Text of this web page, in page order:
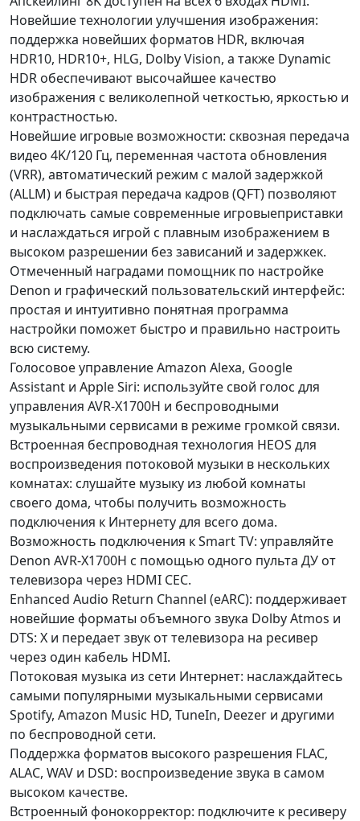
Новейшие технологии улучшения изображения:
поддержка новейших форматов HDR, включая
HDR10, HDR10+, HLG, Dolby Vision, а также Dynamic
HDR обеспечивают высочайшее качество
изображения с великолепной четкостью, яркостью и
контрастностью.
Новейшие игровые возможности: сквозная передача
видео 4K/120 Гц, переменная частота обновления
(VRR), автоматический режим с малой задержкой
(ALLM) и быстрая передача кадров (QFT) позволяют
подключать самые современные игровыеприставки
и наслаждаться игрой с плавным изображением в
высоком разрешении без зависаний и задержкек.
Отмеченный наградами помощник по настройке
Denon и графический пользовательский интерфейс:
простая и интуитивно понятная программа
настройки поможет быстро и правильно настроить
всю систему.
Голосовое управление Amazon Alexa, Google
Assistant и Apple Siri: используйте свой голос для
управления AVR-X1700H и беспроводными
музыкальными сервисами в режиме громкой связи.
Встроенная беспроводная технология HEOS для
воспроизведения потоковой музыки в нескольких
комнатах: слушайте музыку из любой комнаты
своего дома, чтобы получить возможность
подключения к Интернету для всего дома.
Возможность подключения к Smart TV: управляйте
Denon AVR-X1700H с помощью одного пульта ДУ от
телевизора через HDMI CEC.
Enhanced Audio Return Channel (eARC): поддерживает
новейшие форматы объемного звука Dolby Atmos и
DTS: X и передает звук от телевизора на ресивер
через один кабель HDMI.
Потоковая музыка из сети Интернет: наслаждайтесь
самыми популярными музыкальными сервисами
Spotify, Amazon Music HD, TuneIn, Deezer и другими
по беспроводной сети.
Поддержка форматов высокого разрешения FLAC,
ALAC, WAV и DSD: воспроизведение звука в самом
высоком качестве.
Встроенный фонокорректор: подключите к ресиверу